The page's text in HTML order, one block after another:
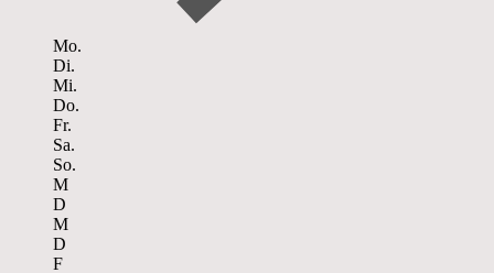
Mo.
Di.
Mi.
Do.
Fr.
Sa.
So.
M
D
M
D
F